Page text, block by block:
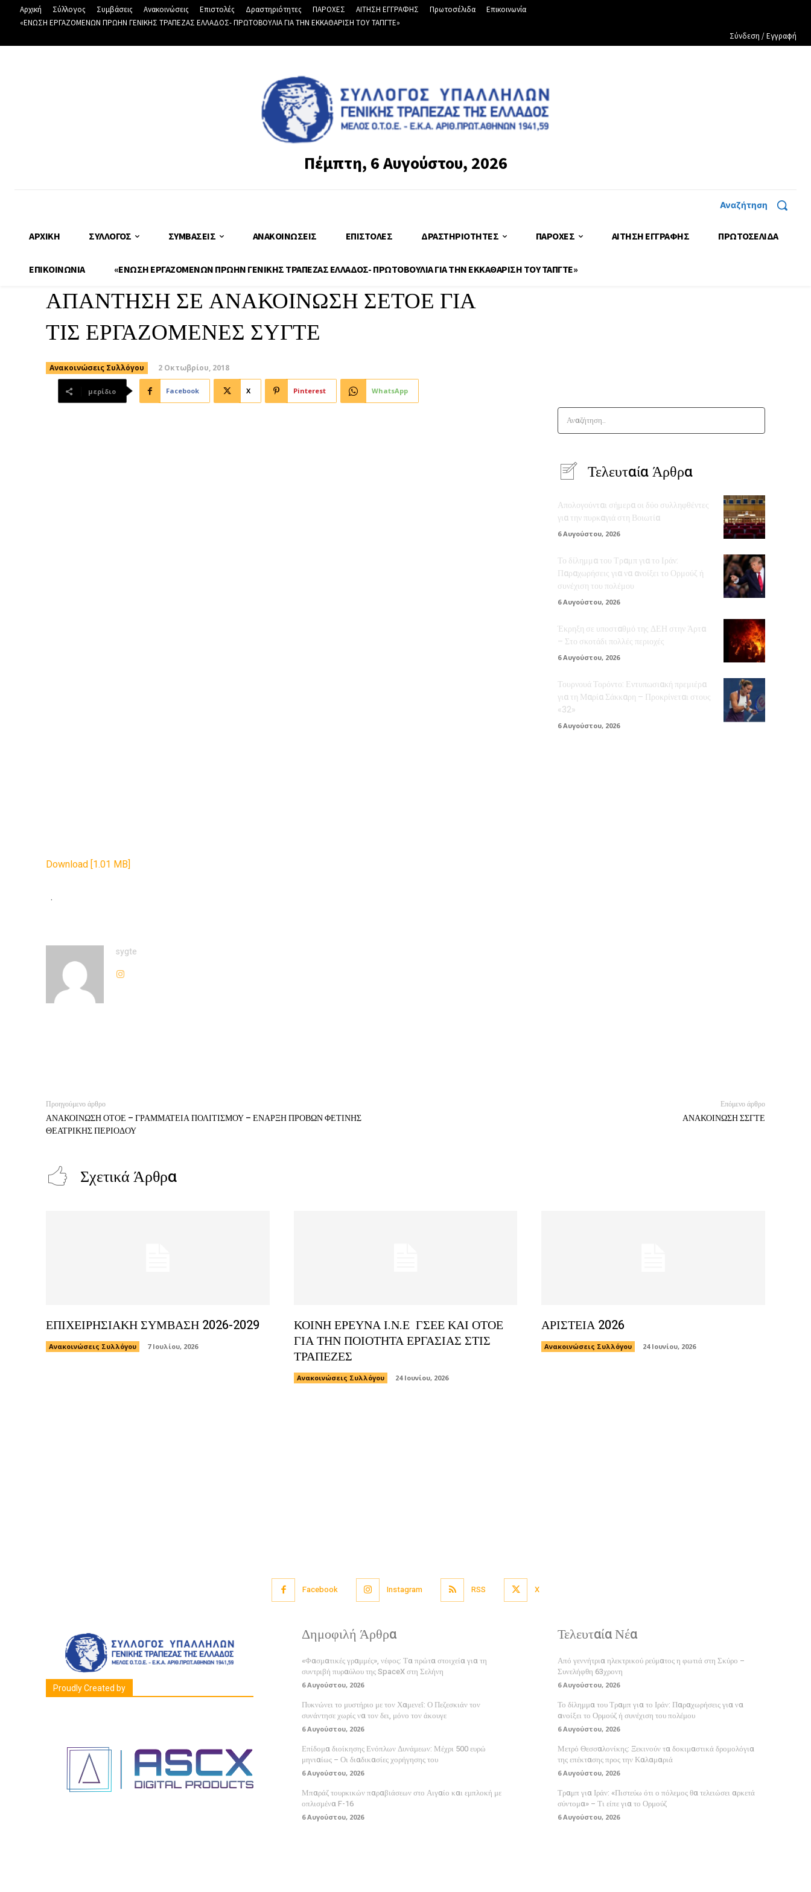
Αρχική Σύλλογος Συμβάσεις Ανακοινώσεις Επιστολές Δραστηριότητες ΠΑΡΟΧΕΣ ΑΙΤΗΣΗ ΕΓΓΡΑΦΗΣ Πρωτοσέλιδα
Επικοινωνία
«ΕΝΩΣΗ ΕΡΓΑΖΟΜΕΝΩΝ ΠΡΩΗΝ ΓΕΝΙΚΗΣ ΤΡΑΠΕΖΑΣ ΕΛΛΑΔΟΣ- ΠΡΩΤΟΒΟΥΛΙΑ ΓΙΑ ΤΗΝ ΕΚΚΑΘΑΡΙΣΗ ΤΟΥ ΤΑΠΓΤΕ»
Σύνδεση / Εγγραφή
Πέμπτη, 6 Αυγούστου, 2026
Αναζήτηση
ΑΡΧΙΚΉ ΣΎΛΛΟΓΟΣ ΣΥΜΒΆΣΕΙΣ ΑΝΑΚΟΙΝΏΣΕΙΣ ΕΠΙΣΤΟΛΈΣ ΔΡΑΣΤΗΡΙΌΤΗΤΕΣ ΠΑΡΟΧΕΣ ΑΙΤΗΣΗ ΕΓΓΡΑΦΗΣ ΠΡΩΤΟΣΈΛΙΔΑ
ΕΠΙΚΟΙΝΩΝΊΑ «ΕΝΩΣΗ ΕΡΓΑΖΟΜΕΝΩΝ ΠΡΩΗΝ ΓΕΝΙΚΗΣ ΤΡΑΠΕΖΑΣ ΕΛΛΑΔΟΣ- ΠΡΩΤΟΒΟΥΛΙΑ ΓΙΑ ΤΗΝ ΕΚΚΑΘΑΡΙΣΗ ΤΟΥ ΤΑΠΓΤΕ»
ΑΠΑΝΤΗΣΗ ΣΕ ΑΝΑΚΟΙΝΩΣΗ ΣΕΤΟΕ ΓΙΑ
ΤΙΣ ΕΡΓΑΖΟΜΕΝΕΣ ΣΥΓΤΕ
Ανακοινώσεις Συλλόγου 2 Οκτωβρίου, 2018
μερίδιο Facebook X Pinterest WhatsApp
Download [1.01 MB]
.
sygte
Αναζήτηση..
Τελευταία Άρθρα
Απολογούνται σήμερα οι δύο συλληφθέντες
για την πυρκαγιά στη Βοιωτία
6 Αυγούστου, 2026
Το δίλημμα του Τραμπ για το Ιράν:
Παραχωρήσεις για να ανοίξει το Ορμούζ ή
συνέχιση του πολέμου
6 Αυγούστου, 2026
Έκρηξη σε υποσταθμό της ΔΕΗ στην Άρτα
– Στο σκοτάδι πολλές περιοχές
6 Αυγούστου, 2026
Τουρνουά Τορόντο: Εντυπωσιακή πρεμιέρα
για τη Μαρία Σάκκαρη – Προκρίνεται στους
«32»
6 Αυγούστου, 2026
Προηγούμενο άρθρο
ΑΝΑΚΟΙΝΩΣΗ ΟΤΟΕ – ΓΡΑΜΜΑΤΕΙΑ ΠΟΛΙΤΙΣΜΟΥ – ΕΝΑΡΞΗ ΠΡΟΒΩΝ ΦΕΤΙΝΗΣ
ΘΕΑΤΡΙΚΗΣ ΠΕΡΙΟΔΟΥ
Επόμενο άρθρο
ΑΝΑΚΟΙΝΩΣΗ ΣΣΓΤΕ
Σχετικά Άρθρα
ΕΠΙΧΕΙΡΗΣΙΑΚΗ ΣΥΜΒΑΣΗ 2026-2029
Ανακοινώσεις Συλλόγου 7 Ιουλίου, 2026
ΚΟΙΝΗ ΕΡΕΥΝΑ Ι.Ν.Ε ΓΣΕΕ ΚΑΙ ΟΤΟΕ
ΓΙΑ ΤΗΝ ΠΟΙΟΤΗΤΑ ΕΡΓΑΣΙΑΣ ΣΤΙΣ
ΤΡΑΠΕΖΕΣ
Ανακοινώσεις Συλλόγου 24 Ιουνίου, 2026
ΑΡΙΣΤΕΙΑ 2026
Ανακοινώσεις Συλλόγου 24 Ιουνίου, 2026
Facebook Instagram RSS X
Proudly Created by
Δημοφιλή Άρθρα
«Φασματικές γραμμές», νέφος: Τα πρώτα στοιχεία για τη
συντριβή πυραύλου της SpaceX στη Σελήνη
6 Αυγούστου, 2026
Πυκνώνει το μυστήριο με τον Χαμενεΐ: Ο Πεζεσκιάν τον
συνάντησε χωρίς να τον δει, μόνο τον άκουγε
6 Αυγούστου, 2026
Επίδομα διοίκησης Ενόπλων Δυνάμεων: Μέχρι 500 ευρώ
μηνιαίως – Οι διαδικασίες χορήγησης του
6 Αυγούστου, 2026
Μπαράζ τουρκικών παραβιάσεων στο Αιγαίο και εμπλοκή με
οπλισμένα F-16
6 Αυγούστου, 2026
Τελευταία Νέα
Από γεννήτρια ηλεκτρικού ρεύματος η φωτιά στη Σκύρο –
Συνελήφθη 63χρονη
6 Αυγούστου, 2026
Το δίλημμα του Τραμπ για το Ιράν: Παραχωρήσεις για να
ανοίξει το Ορμούζ ή συνέχιση του πολέμου
6 Αυγούστου, 2026
Μετρό Θεσσαλονίκης: Ξεκινούν τα δοκιμαστικά δρομολόγια
της επέκτασης προς την Καλαμαριά
6 Αυγούστου, 2026
Τραμπ για Ιράν: «Πιστεύω ότι ο πόλεμος θα τελειώσει αρκετά
σύντομα» – Τι είπε για το Ορμούζ
6 Αυγούστου, 2026